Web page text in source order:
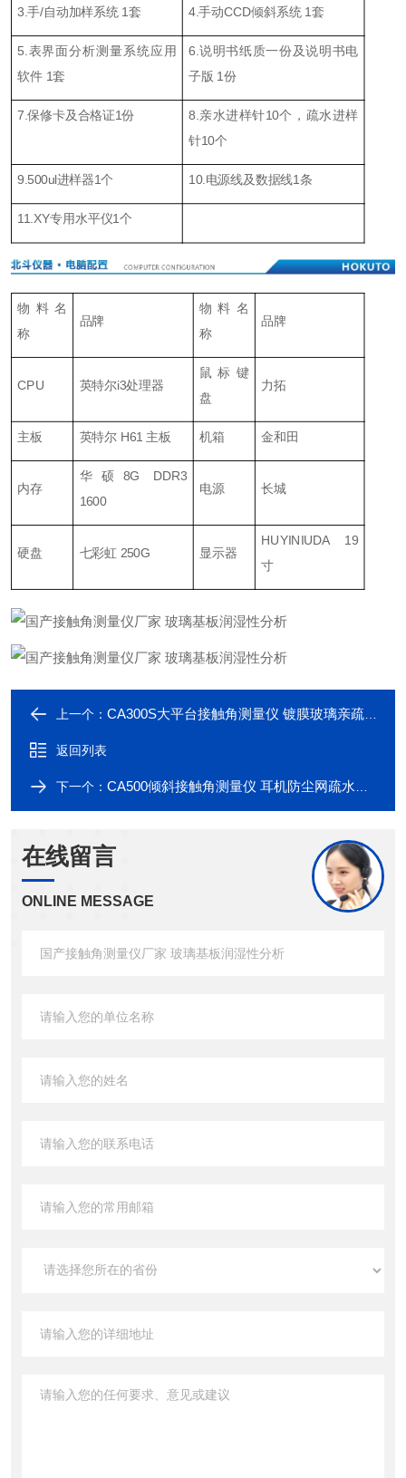
3.手/自动加样系统 1套 4.手动CCD倾斜系统 1套
5.表界面分析测量系统应用
软件 1套
6.说明书纸质一份及说明书电
子版 1份
7.保修卡及合格证1份
8.亲水进样针10个，疏水进样
针10个
9.500ul进样器1个 10.电源线及数据线1条
11.XY专用水平仪1个
物料名
称
品牌
物料名
称
品牌
CPU 英特尔i3处理器
鼠标键
盘
力拓
主板 英特尔 H61 主板 机箱 金和田
内存
华硕8G DDR3
1600
电源 长城
硬盘 七彩虹 250G 显示器
HUYINIUDA 19
寸
上一个： CA300S大平台接触角测量仪 镀膜玻璃亲疏水性分析
返回列表
下一个： CA500倾斜接触角测量仪 耳机防尘网疏水性测试
在线留言
ONLINE MESSAGE